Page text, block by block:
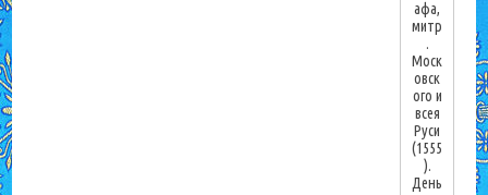
афа,
митр
.
Моск
овск
ого и
всея
Руси
(1555
).
День